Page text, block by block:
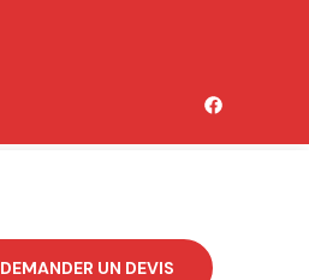
DEMANDER UN DEVIS